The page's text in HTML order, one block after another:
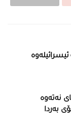
نەتەوە
بەردا